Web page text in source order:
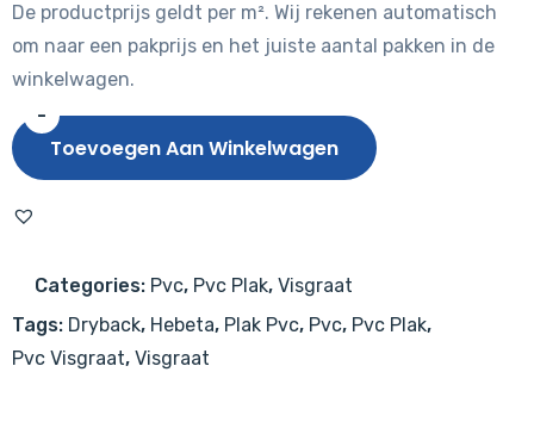
De productprijs geldt per m². Wij rekenen automatisch
om naar een pakprijs en het juiste aantal pakken in de
winkelwagen.
-
Hebeta
Visgraat
aantal
Toevoegen Aan Winkelwagen
Categories: Pvc, Pvc Plak, Visgraat
Tags: Dryback, Hebeta, Plak Pvc, Pvc, Pvc Plak,
Pvc Visgraat, Visgraat